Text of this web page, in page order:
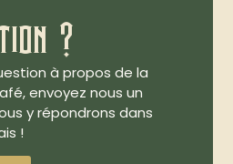
?
à propos de la
envoyez nous un
y répondrons dans
!